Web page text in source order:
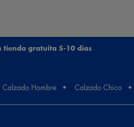
tienda gratuita 5-10 días
Calzado Hombre Calzado Chico